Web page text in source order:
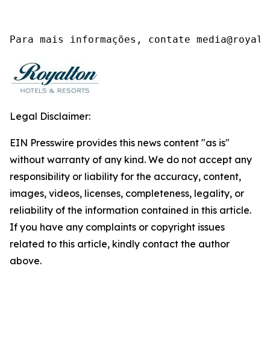
Para mais informações, contate
Legal Disclaimer:
EIN Presswire provides this news content "as is"
without warranty of any kind. We do not accept any
responsibility or liability for the accuracy, content,
images, videos, licenses, completeness, legality, or
reliability of the information contained in this article.
If you have any complaints or copyright issues
related to this article, kindly contact the author
above.